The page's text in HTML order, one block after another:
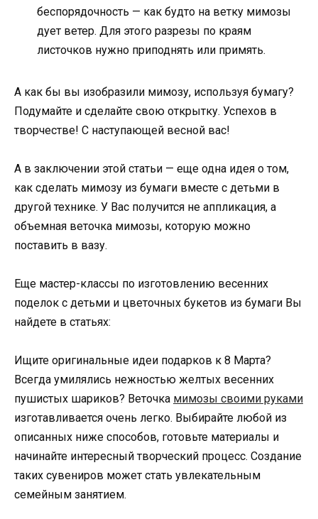
беспорядочность — как будто на ветку мимозы
дует ветер. Для этого разрезы по краям
листочков нужно приподнять или примять.
А как бы вы изобразили мимозу, используя бумагу?
Подумайте и сделайте свою открытку. Успехов в
творчестве! С наступающей весной вас!
А в заключении этой статьи — еще одна идея о том,
как сделать мимозу из бумаги вместе с детьми в
другой технике. У Вас получится не аппликация, а
объемная веточка мимозы, которую можно
поставить в вазу.
Еще мастер-классы по изготовлению весенних
поделок с детьми и цветочных букетов из бумаги Вы
найдете в статьях:
Ищите оригинальные идеи подарков к 8 Марта?
Всегда умилялись нежностью желтых весенних
пушистых шариков? Веточка мимозы своими руками
изготавливается очень легко. Выбирайте любой из
описанных ниже способов, готовьте материалы и
начинайте интересный творческий процесс. Создание
таких сувениров может стать увлекательным
семейным занятием.